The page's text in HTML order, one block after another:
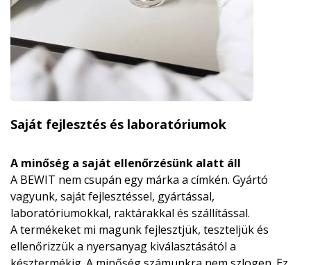
Saját fejlesztés és laboratóriumok
A minőség a saját ellenőrzésünk alatt áll
A BEWIT nem csupán egy márka a címkén. Gyártó
vagyunk, saját fejlesztéssel, gyártással,
laboratóriumokkal, raktárakkal és szállítással.
A termékeket mi magunk fejlesztjük, teszteljük és
ellenőrizzük a nyersanyag kiválasztásától a